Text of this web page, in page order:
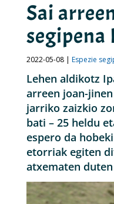
Sai
2022-05-08 | Espezie
Lehen aldikotz
arreen joan-
jarriko zaizkio
bati – 25 heldu
espero da
etorriak egiten
atxematen